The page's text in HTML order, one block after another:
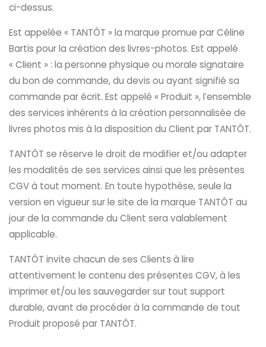
ci-dessus.
Est appelée « TANTÔT » la marque promue par Céline
Bartis pour la création des livres-photos. Est appelé
« Client » : la personne physique ou morale signataire
du bon de commande, du devis ou ayant signifié sa
commande par écrit. Est appelé « Produit », l’ensemble
des services inhérents à la création personnalisée de
livres photos mis à la disposition du Client par TANTÔT.
TANTÔT se réserve le droit de modifier et/ou adapter
les modalités de ses services ainsi que les présentes
CGV à tout moment. En toute hypothèse, seule la
version en vigueur sur le site de la marque TANTÔT au
jour de la commande du Client sera valablement
applicable.
TANTÔT invite chacun de ses Clients à lire
attentivement le contenu des présentes CGV, à les
imprimer et/ou les sauvegarder sur tout support
durable, avant de procéder à la commande de tout
Produit proposé par TANTÔT.